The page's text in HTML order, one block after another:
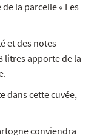
la parcelle « Les
et des notes
litres apporte de la
dans cette cuvée,
conviendra